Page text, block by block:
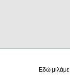
Εδώ